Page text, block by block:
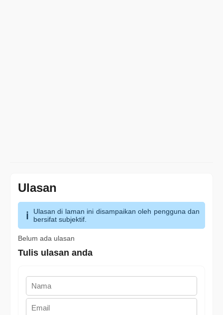
Ulasan
Ulasan di laman ini disampaikan oleh pengguna dan
bersifat subjektif.
Belum ada ulasan
Tulis ulasan anda